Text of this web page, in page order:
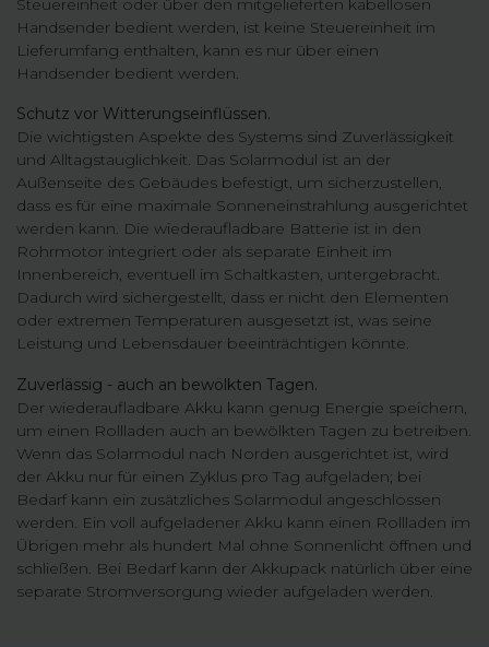
Handsender bedient werden, ist keine Steuereinheit im
Lieferumfang enthalten, kann es nur über einen
Handsender bedient werden.
Schutz vor Witterungseinflüssen.
Die wichtigsten Aspekte des Systems sind Zuverlässigkeit
und Alltagstauglichkeit. Das Solarmodul ist an der
Außenseite des Gebäudes befestigt, um sicherzustellen,
dass es für eine maximale Sonneneinstrahlung ausgerichtet
werden kann. Die wiederaufladbare Batterie ist in den
Rohrmotor integriert oder als separate Einheit im
Innenbereich, eventuell im Schaltkasten, untergebracht.
Dadurch wird sichergestellt, dass er nicht den Elementen
oder extremen Temperaturen ausgesetzt ist, was seine
Leistung und Lebensdauer beeinträchtigen könnte.
Zuverlässig - auch an bewölkten Tagen.
Der wiederaufladbare Akku kann genug Energie speichern,
um einen Rollladen auch an bewölkten Tagen zu betreiben.
Wenn das Solarmodul nach Norden ausgerichtet ist, wird
der Akku nur für einen Zyklus pro Tag aufgeladen; bei
Bedarf kann ein zusätzliches Solarmodul angeschlossen
werden. Ein voll aufgeladener Akku kann einen Rollladen im
Übrigen mehr als hundert Mal ohne Sonnenlicht öffnen und
schließen. Bei Bedarf kann der Akkupack natürlich über eine
separate Stromversorgung wieder aufgeladen werden.